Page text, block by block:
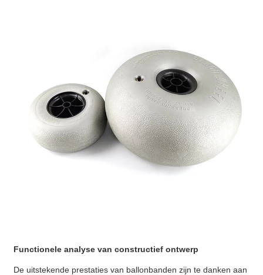
Functionele analyse van constructief ontwerp
De uitstekende prestaties van ballonbanden zijn te danken aan